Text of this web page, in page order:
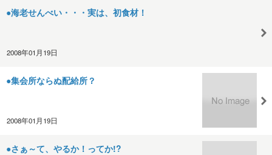
●海老せんべい・・・実は、初食材！
2008年01月19日
●集会所ならぬ配給所？
2008年01月19日
●さぁ～て、やるか！ってか!?